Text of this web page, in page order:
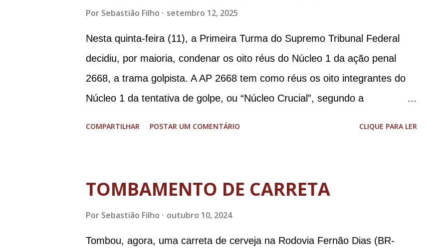
Por Sebastião Filho setembro 12, 2025
Nesta quinta-feira (11), a Primeira Turma do Supremo Tribunal Federal
decidiu, por maioria, condenar os oito réus do Núcleo 1 da ação penal
2668, a trama golpista. A AP 2668 tem como réus os oito integrantes do
Núcleo 1 da tentativa de golpe, ou “Núcleo Crucial”, segundo a
Augusto Heleno, ex-chefe do Gabinete de Segurança Institucional (GSI); o
tenente-coronel Mauro Cid, ex-ajudante de ordens de Bolsonaro (réu-
colaborador); o ex-presidente da República Jair Bolsonaro; o general
COMPARTILHAR POSTAR UM COMENTÁRIO CLIQUE PARA LER
TOMBAMENTO DE CARRETA
Por Sebastião Filho outubro 10, 2024
Tombou, agora, uma carreta de cerveja na Rodovia Fernão Dias (BR-